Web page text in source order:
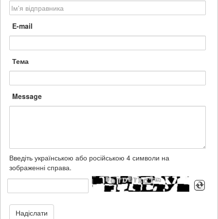
E-mail
Тема
Message
Введіть українською або російською 4 символи на
зображенні справа.
Надіслати